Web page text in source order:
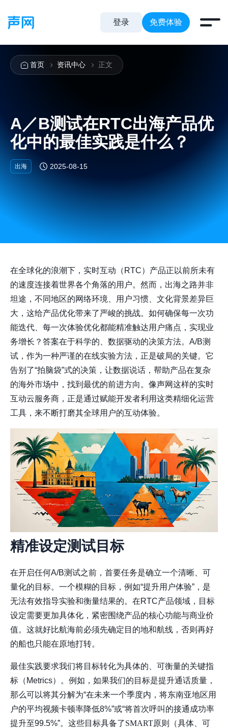
登录 免费体验
首页 资讯中心 正文
A／B测试在RTC出海产品优
化中的最佳实践是什么？
出海 2025-08-15
在全球化的浪潮下，实时互动（RTC）产品正以前所未有
的速度连接着世界各个角落的用户。然而，出海之路并非
坦途，不同地区的网络环境、用户习惯、文化背景差异巨
大，这给产品优化带来了严峻的挑战。如何确保每一次功
能迭代、每一次体验优化都能精准触达用户痛点，实现业
务增长？答案在于科学的、数据驱动的决策方法。A/B测
试，作为一种严谨的在线实验方法，正是破局的关键。它
告别了“拍脑袋”式的决策，让数据说话，帮助产品在复杂
的海外市场中，找到最优的前进方向。像声网这样的实时
互动云服务商，正是通过赋能开发者利用这类精细化运营
工具，来不断打磨其全球用户的互动体验。
精准设定测试目标
在开启任何A/B测试之前，首要任务是确立一个清晰、可
量化的目标。一个模糊的目标，例如“提升用户体验”，是
无法有效指导实验和衡量结果的。在RTC产品领域，目标
设定需要更加具体化，紧密围绕产品的核心功能与商业价
值。这就好比航海前必须先确定目的地和航线，否则再好
的船也只能在原地打转。
最佳实践要求我们将目标转化为具体的、可衡量的关键指
标（Metrics）。例如，如果我们的目标是提升通话质量，
那么可以将其分解为“在未来一个季度内，将东南亚地区用
户的平均视频卡顿率降低8%”或“将首次呼叫的接通成功率
提升至99.5%”。这些目标具备了SMART原则
（具体、可